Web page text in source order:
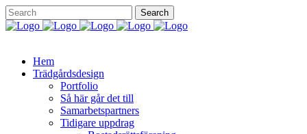
Hem
Trädgårdsdesign
Portfolio
Så här går det till
Samarbetspartners
Tidigare uppdrag